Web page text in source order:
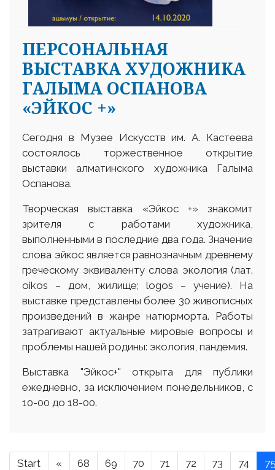
ПЕРСОНАЛЬНАЯ
ВЫСТАВКА ХУДОЖНИКА
ГАЛЫМА ОСПАНОВА
«ЭЙКОС +»
Сегодня в Музее Искусств им. А. Кастеева
состоялось торжественное открытие
выставки алматинского художника Галыма
Оспанова.
Творческая выставка «Эйкос +» знакомит
зрителя с работами художника,
выполненными в последние два года. Значение
слова эйкос является равнозначным древнему
греческому эквиваленту слова экология (лат.
оіkos – дом, жилище; logos – учение). На
выставке представлены более 30 живописных
произведений в жанре натюрморта. Работы
затрагивают актуальные мировые вопросы и
проблемы нашей родины: экология, пандемия.
Выставка "Эйкос+" открыта для публики
ежедневно, за исключением понедельников, с
10-00 до 18-00.
Start « 68 69 70 71 72 73 74